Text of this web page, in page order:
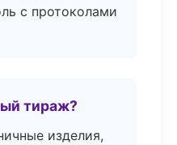
с протоколами
тираж?
изделия,